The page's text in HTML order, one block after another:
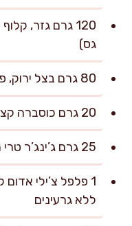
120 גרם גזר,
גס)
80 גרם בצל ירוק, פרוס דק (כולל החלק הירוק)
20 גרם כוסברה קצוצה (אפשר להחליף בנענע)
25 גרם ג’ינג’ר טרי מגורר דק
ללא גרעינים